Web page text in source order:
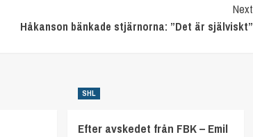
Next
Håkanson bänkade stjärnorna: ”Det är själviskt”
SHL
Efter avskedet från FBK – Emil